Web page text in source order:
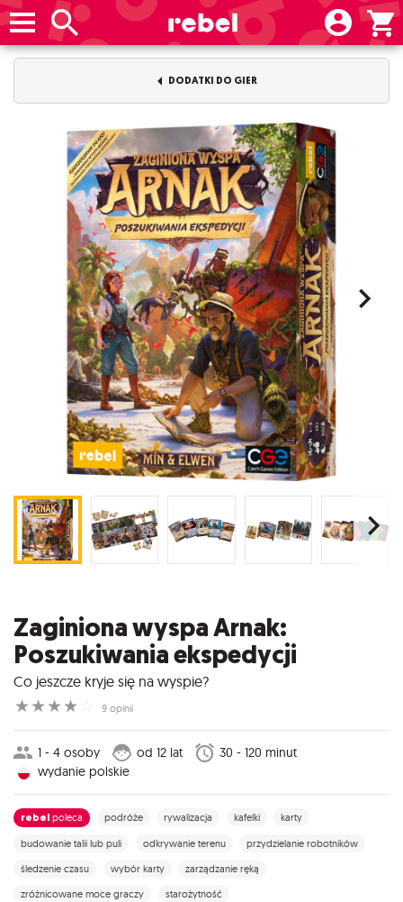
DODATKI DO GIER
Zaginiona wyspa Arnak:
Poszukiwania ekspedycji
Co jeszcze kryje się na wyspie?
☆
☆
☆
☆ 9 opinii
1 - 4 osoby od 12 lat
30 - 120 minut
wydanie polskie
rebel poleca podróże rywalizacja kafelki karty
budowanie talii lub puli odkrywanie terenu
przydzielanie robotników
śledzenie czasu
wybór karty
zarządzanie ręką
zróżnicowane moce graczy
starożytność